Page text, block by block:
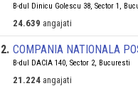
B-dul Dinicu Golescu 38, Sector 1,
24.639 angajati
2. COMPANIA NATIONALA
B-dul DACIA 140, Sector 2, Bucuresti
21.224 angajati